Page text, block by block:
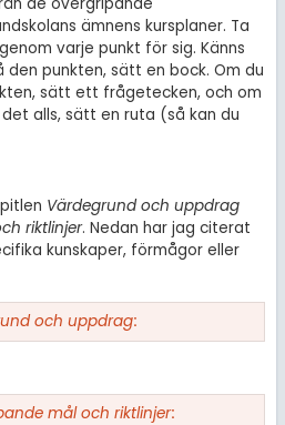
ämnens kursplaner. Ta
varje punkt för sig. Känns
punkten, sätt en bock. Om du
sätt ett frågetecken, och om
alls, sätt en ruta (så kan du
Värdegrund och uppdrag
riktlinjer. Nedan har jag citerat
kunskaper, förmågor eller
och uppdrag:
mål och riktlinjer: